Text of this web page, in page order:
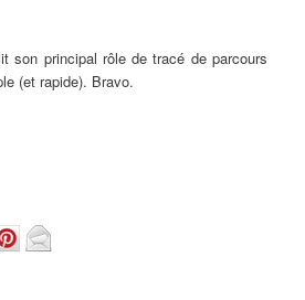
son principal rôle de tracé de parcours
(et rapide). Bravo.